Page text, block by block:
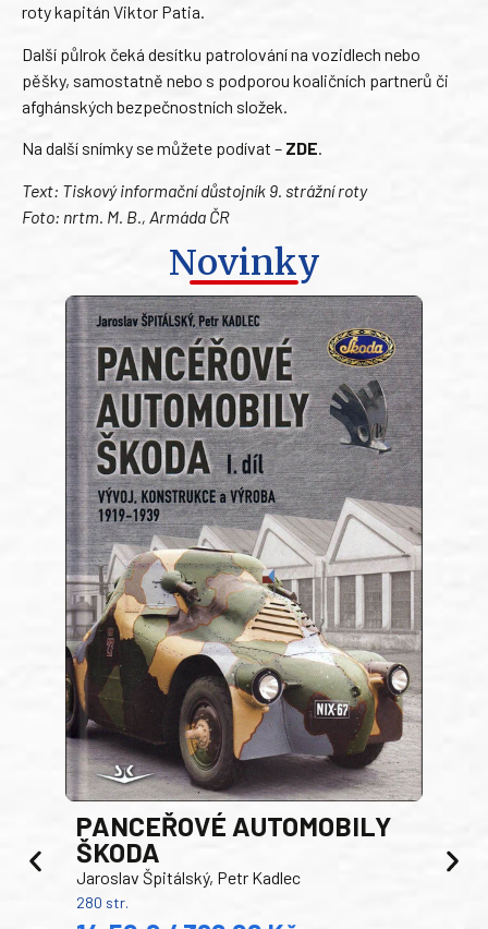
roty kapitán Viktor Patia.
Další půlrok čeká desítku patrolování na vozidlech nebo
pěšky, samostatně nebo s podporou koaličních partnerů či
afghánských bezpečnostních složek.
Na další snímky se můžete podívat – ZDE.
Text: Tiskový informační důstojník 9. strážní roty
Foto: nrtm. M. B., Armáda ČR
Novinky
PANCEŘOVÉ AUTOMOBILY
ŠKODA
Jaroslav Špitálský, Petr Kadlec
280 str.